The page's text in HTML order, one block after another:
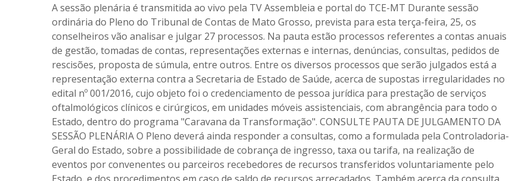
A sessão plenária é transmitida ao vivo pela TV Assembleia e portal do TCE-MT Durante sessão
ordinária do Pleno do Tribunal de Contas de Mato Grosso, prevista para esta terça-feira, 25, os
conselheiros vão analisar e julgar 27 processos. Na pauta estão processos referentes a contas anuais
de gestão, tomadas de contas, representações externas e internas, denúncias, consultas, pedidos de
rescisões, proposta de súmula, entre outros. Entre os diversos processos que serão julgados está a
representação externa contra a Secretaria de Estado de Saúde, acerca de supostas irregularidades no
edital nº 001/2016, cujo objeto foi o credenciamento de pessoa jurídica para prestação de serviços
oftalmológicos clínicos e cirúrgicos, em unidades móveis assistenciais, com abrangência para todo o
Estado, dentro do programa "Caravana da Transformação". CONSULTE PAUTA DE JULGAMENTO DA
SESSÃO PLENÁRIA O Pleno deverá ainda responder a consultas, como a formulada pela Controladoria-
Geral do Estado, sobre a possibilidade de cobrança de ingresso, taxa ou tarifa, na realização de
eventos por convenentes ou parceiros recebedores de recursos transferidos voluntariamente pelo